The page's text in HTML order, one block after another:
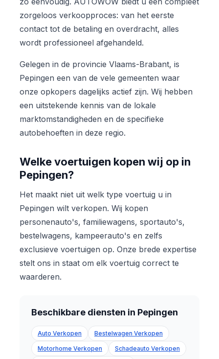
zorgeloos verkoopproces: van het eerste
contact tot de betaling en overdracht, alles
wordt professioneel afgehandeld.
Gelegen in de provincie Vlaams-Brabant, is
Pepingen een van de vele gemeenten waar
onze opkopers dagelijks actief zijn. Wij hebben
een uitstekende kennis van de lokale
marktomstandigheden en de specifieke
autobehoeften in deze regio.
Welke voertuigen kopen wij op in
Pepingen?
Het maakt niet uit welk type voertuig u in
Pepingen wilt verkopen. Wij kopen
personenauto's, familiewagens, sportauto's,
bestelwagens, kampeerauto's en zelfs
exclusieve voertuigen op. Onze brede expertise
stelt ons in staat om elk voertuig correct te
waarderen.
Beschikbare diensten in Pepingen
Auto Verkopen Bestelwagen Verkopen
Motorhome Verkopen Schadeauto Verkopen